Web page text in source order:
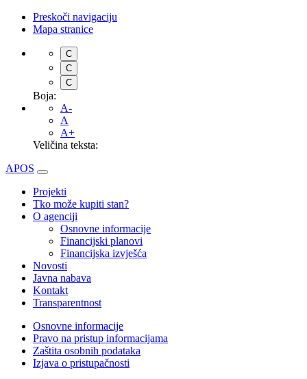
Preskoči navigaciju
Mapa stranice
C
C
C
Boja:
A-
A
A+
Veličina teksta:
APOS
Projekti
Tko može kupiti stan?
O agenciji
Osnovne informacije
Financijski planovi
Financijska izvješća
Novosti
Javna nabava
Kontakt
Transparentnost
Osnovne informacije
Pravo na pristup informacijama
Zaštita osobnih podataka
Izjava o pristupačnosti